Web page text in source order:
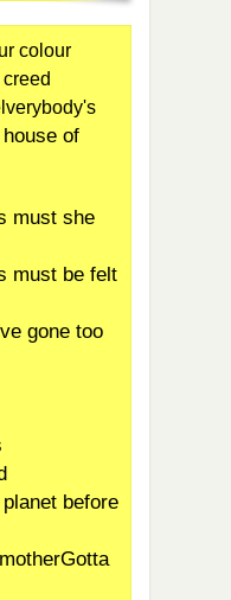
colour
of
must she
must be felt
gone too
before